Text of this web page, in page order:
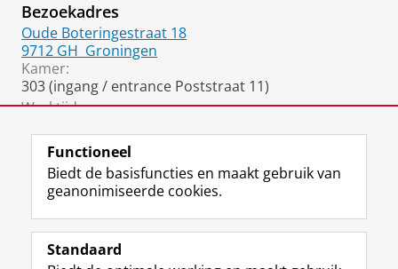
Bezoekadres
Oude Boteringestraat 18
9712 GH Groningen
Kamer:
303 (ingang / entrance Poststraat 11)
Werktijden:
Volg de RUG
F
a
L
i
R
S
I
n
Y
o
Functioneel
Biedt de basisfuncties en maakt gebruik van
geanonimiseerde cookies.
Standaard